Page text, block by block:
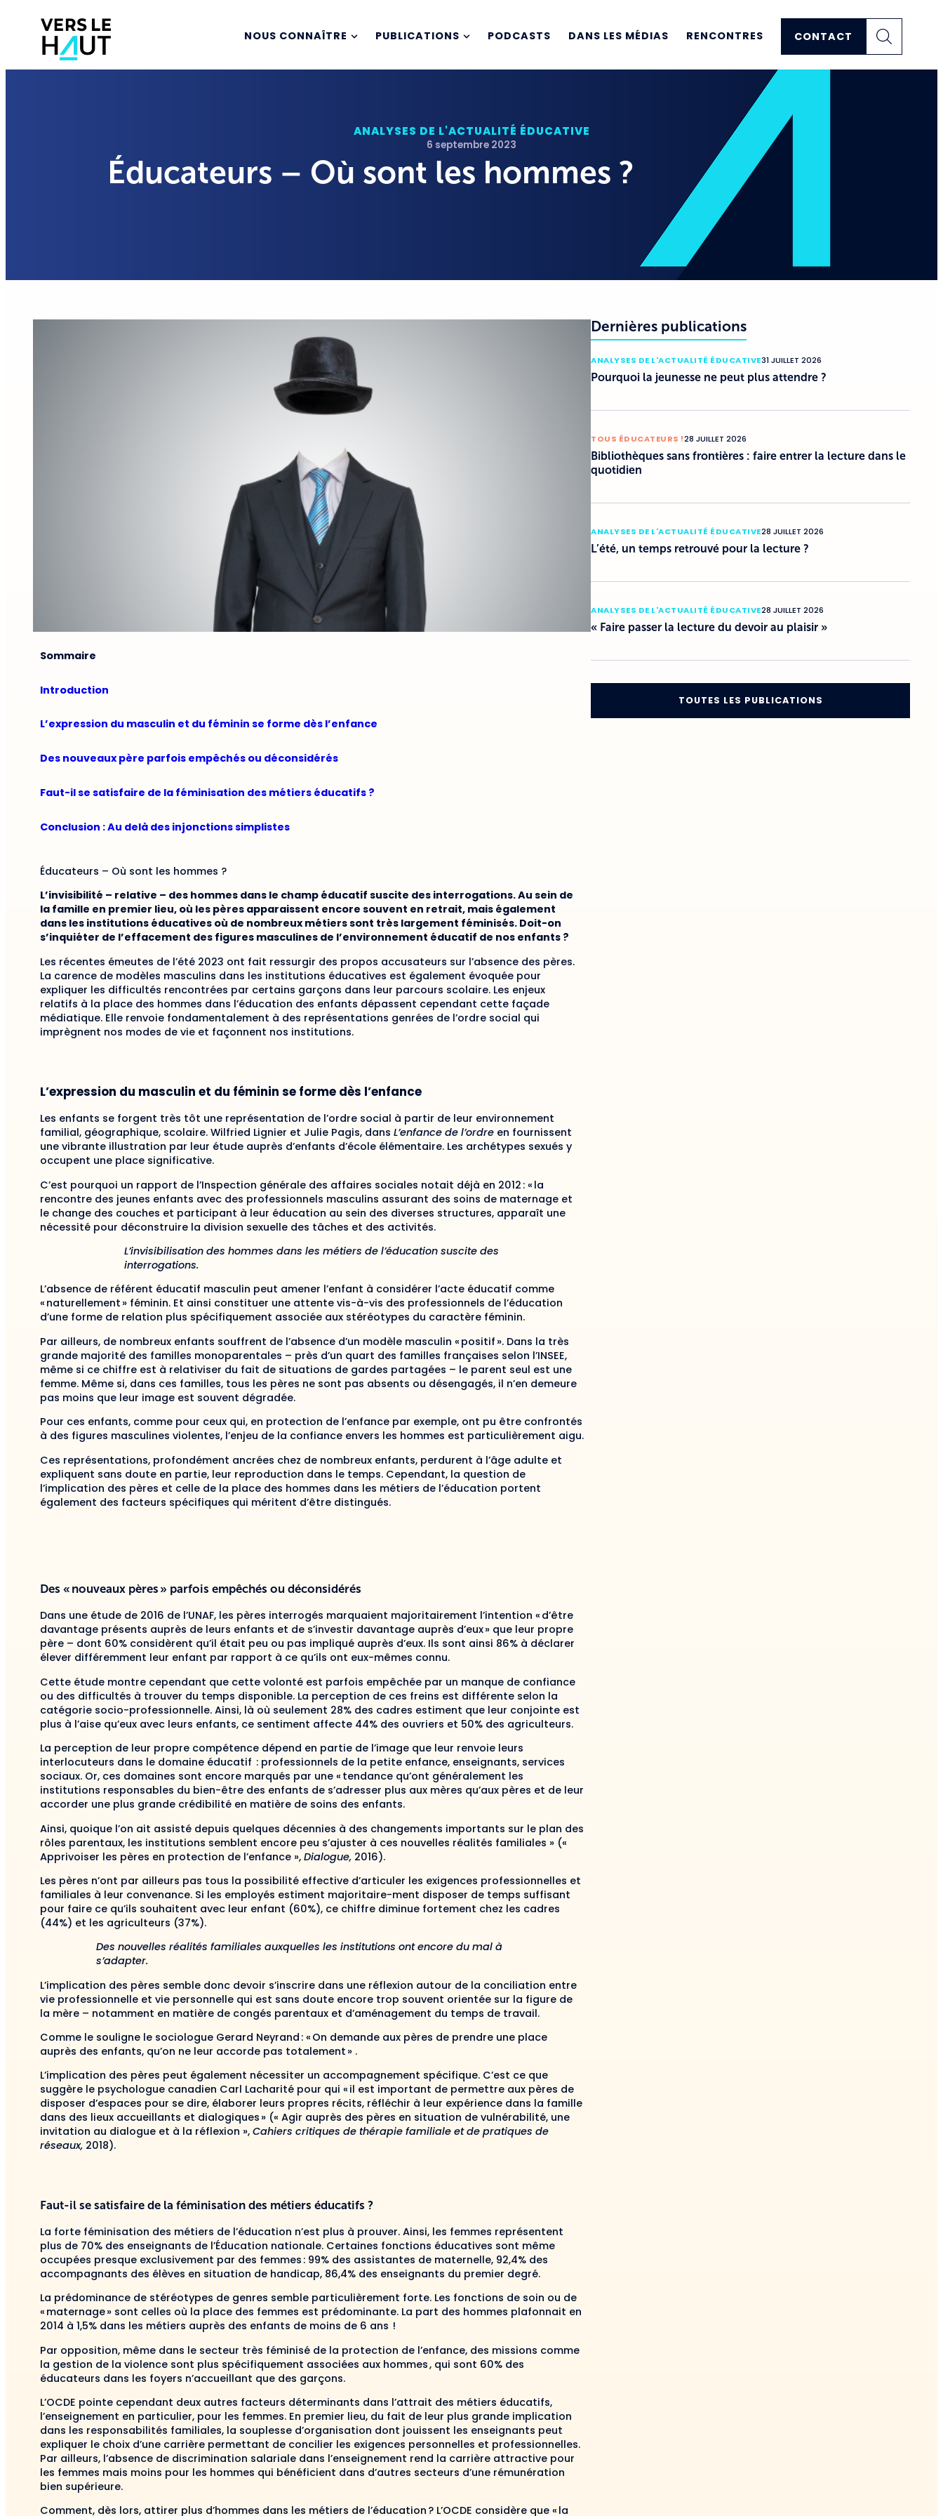
NOUS CONNAÎTRE PUBLICATIONS PODCASTS DANS LES MÉDIAS RENCONTRES CONTACT
ANALYSES DE L'ACTUALITÉ ÉDUCATIVE
6 septembre 2023
Éducateurs – Où sont les hommes ?
Sommaire
Introduction
L’expression du masculin et du féminin se forme dès l’enfance
Des nouveaux père parfois empêchés ou déconsidérés
Faut-il se satisfaire de la féminisation des métiers éducatifs ?
Conclusion : Au delà des injonctions simplistes
Éducateurs – Où sont les hommes ?
L’invisibilité – relative – des hommes dans le champ éducatif suscite des interrogations. Au sein de
la famille en premier lieu, où les pères apparaissent encore souvent en retrait, mais également
dans les institutions éducatives où de nombreux métiers sont très largement féminisés. Doit-on
s’inquiéter de l’effacement des figures masculines de l’environnement éducatif de nos enfants ?
Les récentes émeutes de l’été 2023 ont fait ressurgir des propos accusateurs sur l’absence des pères.
La carence de modèles masculins dans les institutions éducatives est également évoquée pour
expliquer les difficultés rencontrées par certains garçons dans leur parcours scolaire. Les enjeux
relatifs à la place des hommes dans l’éducation des enfants dépassent cependant cette façade
médiatique. Elle renvoie fondamentalement à des représentations genrées de l’ordre social qui
imprègnent nos modes de vie et façonnent nos institutions.
L’expression du masculin et du féminin se forme dès l’enfance
Les enfants se forgent très tôt une représentation de l’ordre social à partir de leur environnement
familial, géographique, scolaire. Wilfried Lignier et Julie Pagis, dans L’enfance de l’ordre en fournissent
une vibrante illustration par leur étude auprès d’enfants d’école élémentaire. Les archétypes sexués y
occupent une place significative.
C’est pourquoi un rapport de l’Inspection générale des affaires sociales notait déjà en 2012 : « la
rencontre des jeunes enfants avec des professionnels masculins assurant des soins de maternage et
le change des couches et participant à leur éducation au sein des diverses structures, apparaît une
nécessité pour déconstruire la division sexuelle des tâches et des activités.
L’invisibilisation des hommes dans les métiers de l’éducation suscite des
interrogations.
L’absence de référent éducatif masculin peut amener l’enfant à considérer l’acte éducatif comme
« naturellement » féminin. Et ainsi constituer une attente vis-à-vis des professionnels de l’éducation
d’une forme de relation plus spécifiquement associée aux stéréotypes du caractère féminin.
Par ailleurs, de nombreux enfants souffrent de l’absence d’un modèle masculin « positif ». Dans la très
grande majorité des familles monoparentales – près d’un quart des familles françaises selon l’INSEE,
même si ce chiffre est à relativiser du fait de situations de gardes partagées – le parent seul est une
femme. Même si, dans ces familles, tous les pères ne sont pas absents ou désengagés, il n’en demeure
pas moins que leur image est souvent dégradée.
Pour ces enfants, comme pour ceux qui, en protection de l’enfance par exemple, ont pu être confrontés
à des figures masculines violentes, l’enjeu de la confiance envers les hommes est particulièrement aigu.
Ces représentations, profondément ancrées chez de nombreux enfants, perdurent à l’âge adulte et
expliquent sans doute en partie, leur reproduction dans le temps. Cependant, la question de
l’implication des pères et celle de la place des hommes dans les métiers de l’éducation portent
également des facteurs spécifiques qui méritent d’être distingués.
Des « nouveaux pères » parfois empêchés ou déconsidérés
Dans une étude de 2016 de l’UNAF, les pères interrogés marquaient majoritairement l’intention « d’être
davantage présents auprès de leurs enfants et de s’investir davantage auprès d’eux » que leur propre
père – dont 60% considèrent qu’il était peu ou pas impliqué auprès d’eux. Ils sont ainsi 86% à déclarer
élever différemment leur enfant par rapport à ce qu’ils ont eux-mêmes connu.
Cette étude montre cependant que cette volonté est parfois empêchée par un manque de confiance
ou des difficultés à trouver du temps disponible. La perception de ces freins est différente selon la
catégorie socio-professionnelle. Ainsi, là où seulement 28% des cadres estiment que leur conjointe est
plus à l’aise qu’eux avec leurs enfants, ce sentiment affecte 44% des ouvriers et 50% des agriculteurs.
La perception de leur propre compétence dépend en partie de l’image que leur renvoie leurs
interlocuteurs dans le domaine éducatif : professionnels de la petite enfance, enseignants, services
sociaux. Or, ces domaines sont encore marqués par une « tendance qu’ont généralement les
institutions responsables du bien-être des enfants de s’adresser plus aux mères qu’aux pères et de leur
accorder une plus grande crédibilité en matière de soins des enfants.
Ainsi, quoique l’on ait assisté depuis quelques décennies à des changements importants sur le plan des
rôles parentaux, les institutions semblent encore peu s’ajuster à ces nouvelles réalités familiales » («
Apprivoiser les pères en protection de l’enfance », Dialogue, 2016).
Les pères n’ont par ailleurs pas tous la possibilité effective d’articuler les exigences professionnelles et
familiales à leur convenance. Si les employés estiment majoritaire-ment disposer de temps suffisant
pour faire ce qu’ils souhaitent avec leur enfant (60%), ce chiffre diminue fortement chez les cadres
(44%) et les agriculteurs (37%).
Des nouvelles réalités familiales auxquelles les institutions ont encore du mal à
s’adapter.
L’implication des pères semble donc devoir s’inscrire dans une réflexion autour de la conciliation entre
vie professionnelle et vie personnelle qui est sans doute encore trop souvent orientée sur la figure de
la mère – notamment en matière de congés parentaux et d’aménagement du temps de travail.
Comme le souligne le sociologue Gerard Neyrand : « On demande aux pères de prendre une place
auprès des enfants, qu’on ne leur accorde pas totalement » .
L’implication des pères peut également nécessiter un accompagnement spécifique. C’est ce que
suggère le psychologue canadien Carl Lacharité pour qui « il est important de permettre aux pères de
disposer d’espaces pour se dire, élaborer leurs propres récits, réfléchir à leur expérience dans la famille
dans des lieux accueillants et dialogiques » (« Agir auprès des pères en situation de vulnérabilité, une
invitation au dialogue et à la réflexion », Cahiers critiques de thérapie familiale et de pratiques de
réseaux, 2018).
Faut-il se satisfaire de la féminisation des métiers éducatifs ?
La forte féminisation des métiers de l’éducation n’est plus à prouver. Ainsi, les femmes représentent
plus de 70% des enseignants de l’Éducation nationale. Certaines fonctions éducatives sont même
occupées presque exclusivement par des femmes : 99% des assistantes de maternelle, 92,4% des
accompagnants des élèves en situation de handicap, 86,4% des enseignants du premier degré.
La prédominance de stéréotypes de genres semble particulièrement forte. Les fonctions de soin ou de
« maternage » sont celles où la place des femmes est prédominante. La part des hommes plafonnait en
2014 à 1,5% dans les métiers auprès des enfants de moins de 6 ans !
Par opposition, même dans le secteur très féminisé de la protection de l’enfance, des missions comme
la gestion de la violence sont plus spécifiquement associées aux hommes , qui sont 60% des
éducateurs dans les foyers n’accueillant que des garçons.
L’OCDE pointe cependant deux autres facteurs déterminants dans l’attrait des métiers éducatifs,
l’enseignement en particulier, pour les femmes. En premier lieu, du fait de leur plus grande implication
dans les responsabilités familiales, la souplesse d’organisation dont jouissent les enseignants peut
expliquer le choix d’une carrière permettant de concilier les exigences personnelles et professionnelles.
Par ailleurs, l’absence de discrimination salariale dans l’enseignement rend la carrière attractive pour
les femmes mais moins pour les hommes qui bénéficient dans d’autres secteurs d’une rémunération
bien supérieure.
Comment, dès lors, attirer plus d’hommes dans les métiers de l’éducation ? L’OCDE considère que « la
Dernières publications
ANALYSES DE L'ACTUALITÉ ÉDUCATIVE31 JUILLET 2026
Pourquoi la jeunesse ne peut plus attendre ?
TOUS ÉDUCATEURS !28 JUILLET 2026
Bibliothèques sans frontières : faire entrer la lecture dans le
quotidien
ANALYSES DE L'ACTUALITÉ ÉDUCATIVE28 JUILLET 2026
L’été, un temps retrouvé pour la lecture ?
ANALYSES DE L'ACTUALITÉ ÉDUCATIVE28 JUILLET 2026
« Faire passer la lecture du devoir au plaisir »
TOUTES LES PUBLICATIONS